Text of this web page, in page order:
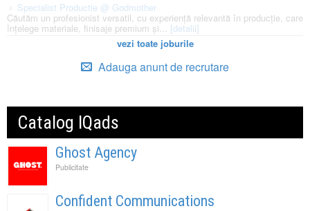
Specialist Productie @ Godmother
Căutăm un profesionist versatil, cu experiență relevantă în producție, care
înțelege materiale, finisaje premium și... [detalii]
vezi toate joburile
Adauga anunt de recrutare
Catalog IQads
Ghost Agency
Publicitate
Confident Communications